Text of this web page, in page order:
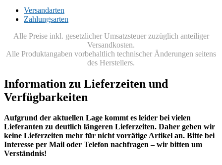
Versandarten
Zahlungsarten
Alle Preise inkl. gesetzlicher Umsatzsteuer zuzüglich anteiliger
Versandkosten.
Alle Produktangaben vorbehaltlich technischer Änderungen seitens
des Herstellers.
Information zu Lieferzeiten und
Verfügbarkeiten
Aufgrund der aktuellen Lage kommt es leider bei vielen
Lieferanten zu deutlich längeren Lieferzeiten. Daher geben wir
keine Lieferzeiten mehr für nicht vorrätige Artikel an. Bitte bei
Interesse per Mail oder Telefon nachfragen – wir bitten um
Verständnis!